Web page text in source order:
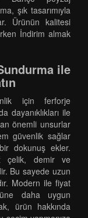
şık tasarımıyla
Ürünün kalitesi
İndirim almak
ile
için ferforje
dayanıklıkları ile
önemli unsurlar
güvenlik sağlar
dokunuş ekler.
çelik, demir ve
Bu sayede uzun
Modern ile fiyat
daha uygun
ürün hakkında